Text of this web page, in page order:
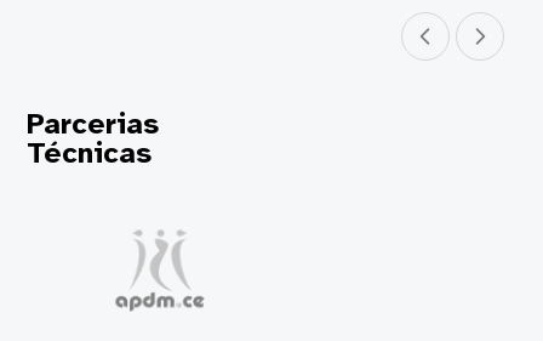
Parceiro anterior
Próximo
Parcerias
Técnicas